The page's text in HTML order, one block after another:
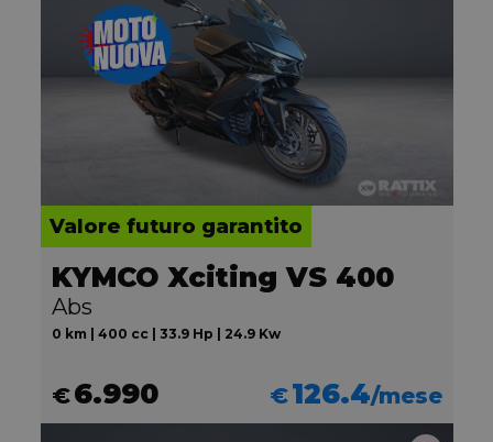
Valore futuro garantito
KYMCO Xciting VS 400
Abs
0 km | 400 cc | 33.9 Hp | 24.9 Kw
€6.990 €126.4/mese